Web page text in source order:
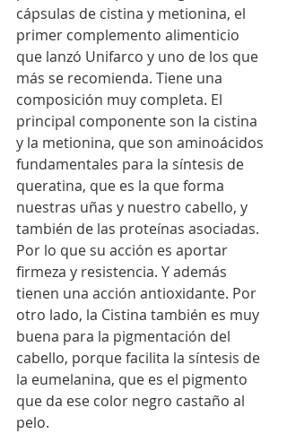
cápsulas de cistina y metionina, el
primer complemento alimenticio
que lanzó Unifarco y uno de los que
más se recomienda. Tiene una
composición muy completa. El
principal componente son la cistina
y la metionina, que son aminoácidos
fundamentales para la síntesis de
queratina, que es la que forma
nuestras uñas y nuestro cabello, y
también de las proteínas asociadas.
Por lo que su acción es aportar
firmeza y resistencia. Y además
tienen una acción antioxidante. Por
otro lado, la Cistina también es muy
buena para la pigmentación del
cabello, porque facilita la síntesis de
la eumelanina, que es el pigmento
que da ese color negro castaño al
pelo.